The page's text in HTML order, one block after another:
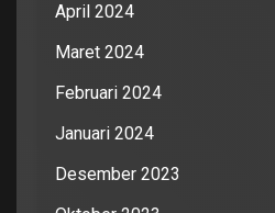
April 2024
Maret 2024
Februari 2024
Januari 2024
Desember 2023